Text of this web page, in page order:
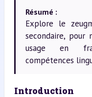
Résumé :
Explore le
secondaire, pour
usage en
compétences
Introduction